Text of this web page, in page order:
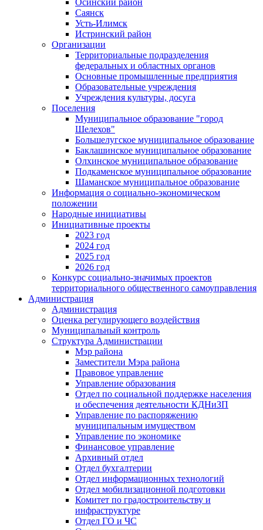
Саянск
Усть-Илимск
Истринский район
Организации
Территориальные подразделения
федеральных и областных органов
Основные промышленные предприятия
Образовательные учреждения
Учреждения культуры, досуга
Поселения
Муниципальное образование "город
Шелехов"
Большелугское муниципальное образование
Баклашинское муниципальное образование
Олхинское муниципальное образование
Подкаменское муниципальное образование
Шаманское муниципальное образование
Информация о социально-экономическом
положении
Народные инициативы
Инициативные проекты
2023 год
2024 год
2025 год
2026 год
Конкурс социально-значимых проектов
территориального общественного самоуправления
Администрация
Администрация
Оценка регулирующего воздействия
Муниципальный контроль
Структура Администрации
Мэр района
Заместители Мэра района
Правовое управление
Управление образования
Отдел по социальной поддержке населения
и обеспечения деятельности КДНиЗП
Управление по распоряжению
муниципальным имуществом
Управление по экономике
Финансовое управление
Архивный отдел
Отдел бухгалтерии
Отдел информационных технологий
Отдел мобилизационной подготовки
Комитет по градостроительству и
инфраструктуре
Отдел ГО и ЧС